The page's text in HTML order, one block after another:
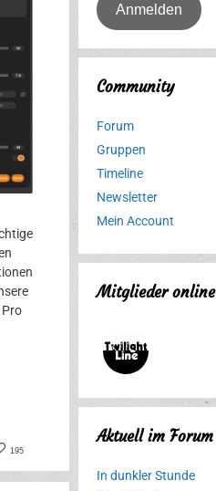
195
Community
Forum
Gruppen
Timeline
Newsletter
Mein Account
Mitglieder online
Aktuell im Forum
In dunkler Stunde